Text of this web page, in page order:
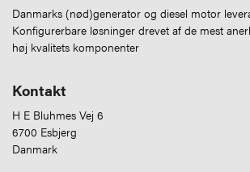
Danmarks (nød)generator og diesel motor
Konfigurerbare løsninger drevet af de mest
høj kvalitets komponenter
Kontakt
H E Bluhmes Vej 6
6700 Esbjerg
Danmark